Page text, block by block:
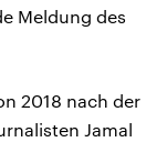
Meldung des
2018 nach der
Jamal